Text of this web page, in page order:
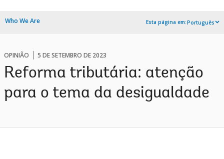
Who We Are Esta página em:Português
OPINIÃO 5 DE SETEMBRO DE 2023
Reforma tributária: atenção
para o tema da desigualdade